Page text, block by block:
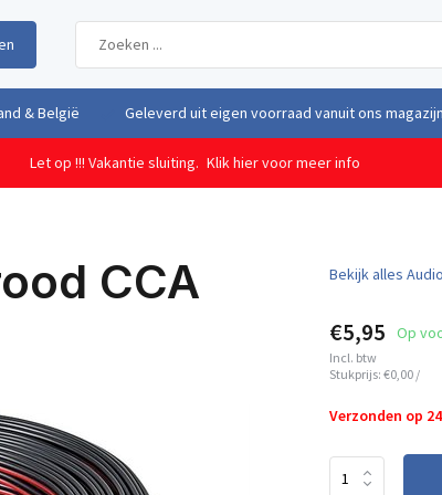
voorraad vanuit ons magazijn in Nederland Gratis
Let op !!! Vakantie sluiting. Klik hier voor meer info
CCA
Bekijk alles
€5,95 Op
Incl. btw
Stukprijs: €0,00/
Verzonden op